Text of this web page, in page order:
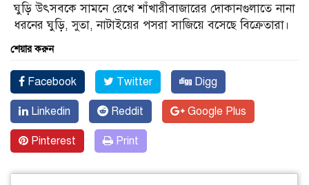
ঘুড়ি উৎসবকে সামনে রেখে শাঁখারীবাজারের দোকানগুলাতে নানা
ধরনের ঘুড়ি, সুতা, নাটাইয়ের পসরা সাজিয়ে বসেছে বিক্রেতারা।
শেয়ার করুন
Facebook Twitter Digg
Linkedin Reddit Google Plus
Pinterest Print